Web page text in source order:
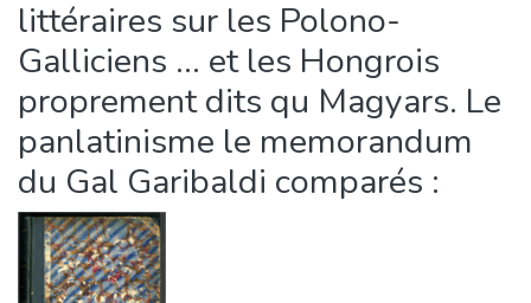
littéraires sur les Polono-
Galliciens ... et les Hongrois
proprement dits qu Magyars. Le
panlatinisme le memorandum
du Gal Garibaldi comparés :